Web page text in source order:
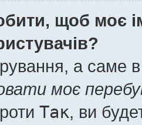
щоб моє
а саме
моє
Так, ви